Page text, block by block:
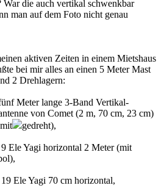
War die auch vertikal schwenkbar
man auf dem Foto nicht genau
aktiven Zeiten in einem Mietshaus
bei mir alles an einen 5 Meter Mast
2 Drehlagern:
Meter lange 3-Band Vertikal-
von Comet (2 m, 70 cm, 23 cm)
gedreht),
Ele Yagi horizontal 2 Meter (mit
Ele Yagi 70 cm horizontal,